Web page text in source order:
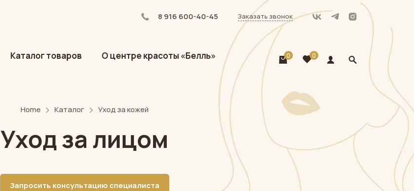
8 916 600-40-45 Заказать звонок
Каталог товаров О центре красоты «Белль» 0 0
Home Каталог Уход за кожей
Уход за лицом
Запросить консультацию специалиста